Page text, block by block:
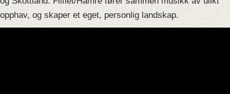
opphav, og skaper et eget, personlig landskap.